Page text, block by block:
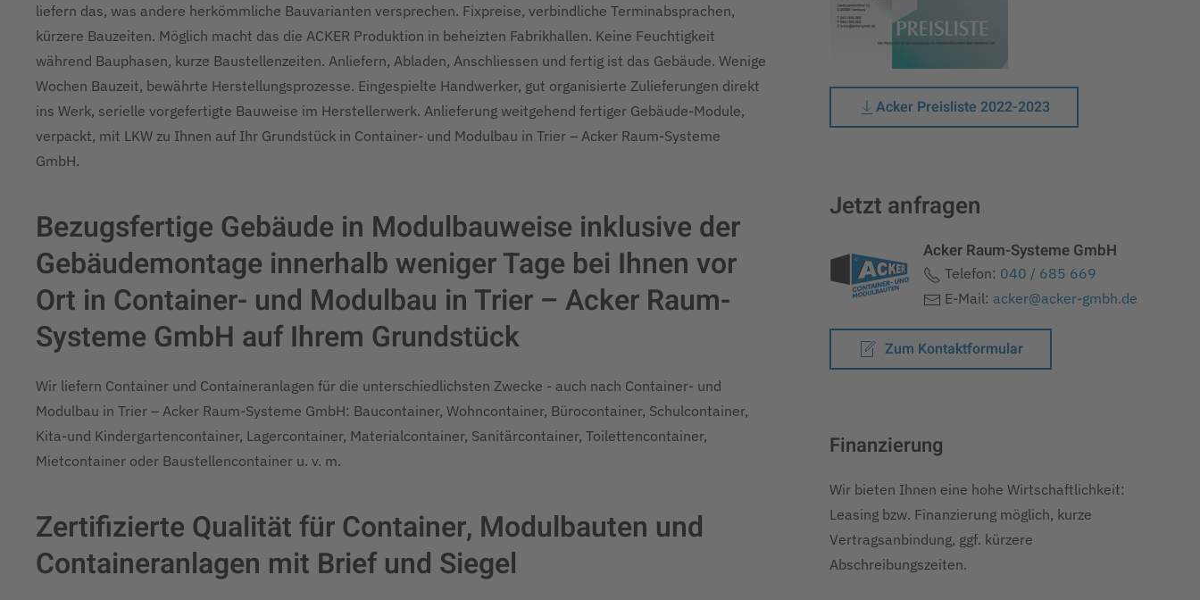
liefern das, was andere herkömmliche Bauvarianten versprechen. Fixpreise, verbindliche Terminabsprachen,
kürzere Bauzeiten. Möglich macht das die ACKER Produktion in beheizten Fabrikhallen. Keine Feuchtigkeit
während Bauphasen, kurze Baustellenzeiten. Anliefern, Abladen, Anschliessen und fertig ist das Gebäude. Wenige
Wochen Bauzeit, bewährte Herstellungsprozesse. Eingespielte Handwerker, gut organisierte Zulieferungen direkt
ins Werk, serielle vorgefertigte Bauweise im Herstellerwerk. Anlieferung weitgehend fertiger Gebäude-Module,
verpackt, mit LKW zu Ihnen auf Ihr Grundstück in Container- und Modulbau in Trier – Acker Raum-Systeme
GmbH.
Bezugsfertige Gebäude in Modulbauweise inklusive der
Gebäudemontage innerhalb weniger Tage bei Ihnen vor
Ort in Container- und Modulbau in Trier – Acker Raum-
Systeme GmbH auf Ihrem Grundstück
Wir liefern Container und Containeranlagen für die unterschiedlichsten Zwecke - auch nach Container- und
Modulbau in Trier – Acker Raum-Systeme GmbH: Baucontainer, Wohncontainer, Bürocontainer, Schulcontainer,
Kita-und Kindergartencontainer, Lagercontainer, Materialcontainer, Sanitärcontainer, Toilettencontainer,
Mietcontainer oder Baustellencontainer u. v. m.
Zertifizierte Qualität für Container, Modulbauten und
Containeranlagen mit Brief und Siegel
Acker Preisliste 2022-2023
Jetzt anfragen
Acker Raum-Systeme GmbH
Telefon: 040 / 685 669
E-Mail: acker@acker-gmbh.de
Zum Kontaktformular
Finanzierung
Wir bieten Ihnen eine hohe Wirtschaftlichkeit:
Leasing bzw. Finanzierung möglich, kurze
Vertragsanbindung, ggf. kürzere
Abschreibungszeiten.